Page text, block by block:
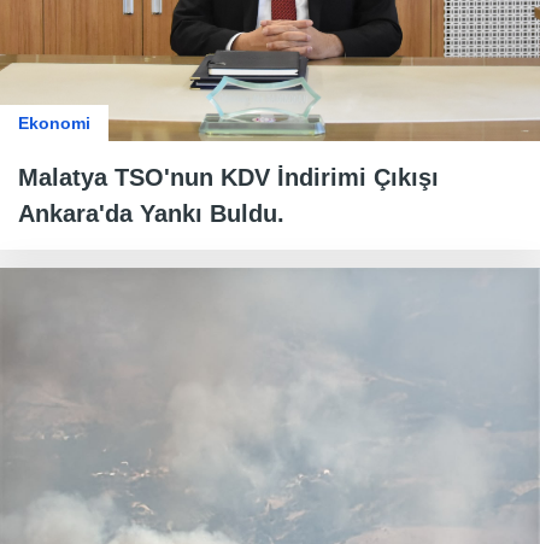
Ekonomi
Malatya TSO'nun KDV İndirimi Çıkışı
Ankara'da Yankı Buldu.